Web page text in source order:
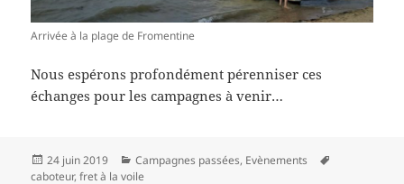
Arrivée à la plage de Fromentine
Nous espérons profondément pérenniser ces
échanges pour les campagnes à venir…
Publié
le
24 juin 2019 Catégories
Campagnes passées, Evènements
caboteur,fret à la voile